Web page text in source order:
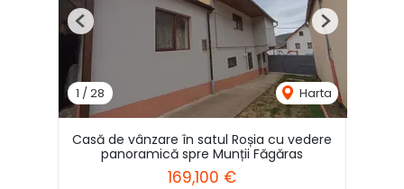
1 /28 Harta
Previous Next
Casă de vânzare în satul Roșia cu vedere
panoramică spre Munții Făgăras
169,100 €